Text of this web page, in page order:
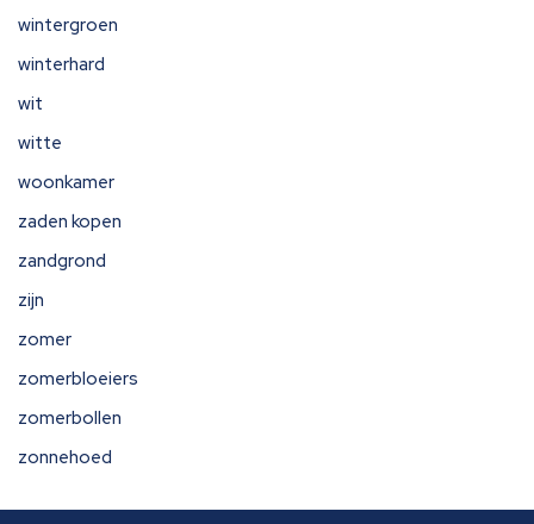
wintergroen
winterhard
wit
witte
woonkamer
zaden kopen
zandgrond
zijn
zomer
zomerbloeiers
zomerbollen
zonnehoed